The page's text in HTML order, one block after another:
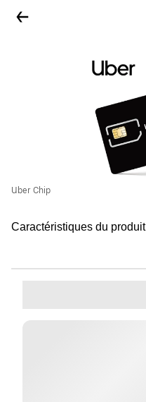
Uber Chip
Caractéristiques du produit